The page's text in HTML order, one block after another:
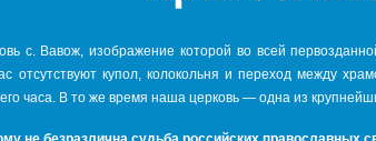
с. Вавож, изображение которой во всей
отсутствуют купол, колокольня и переход между
часа. В то же время наша церковь — одна из